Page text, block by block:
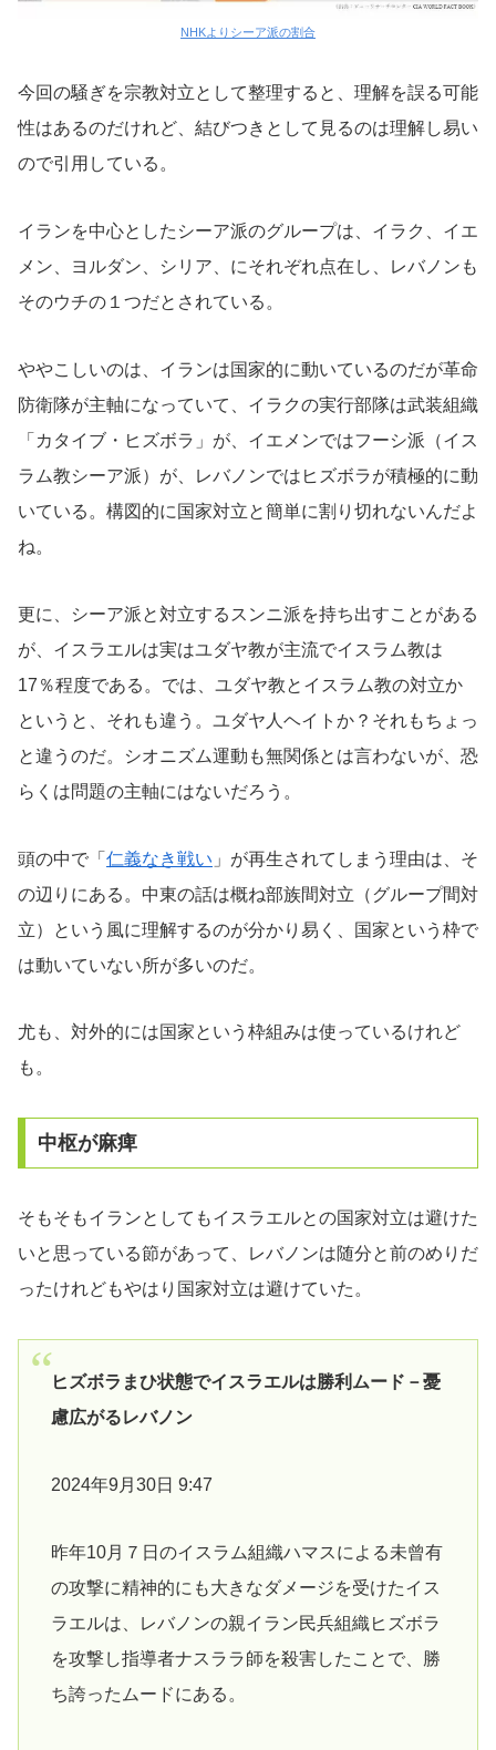
NHKよりシーア派の割合
今回の騒ぎを宗教対立として整理すると、理解を誤る可能
性はあるのだけれど、結びつきとして見るのは理解し易い
ので引用している。
イランを中心としたシーア派のグループは、イラク、イエ
メン、ヨルダン、シリア、にそれぞれ点在し、レバノンも
そのウチの１つだとされている。
ややこしいのは、イランは国家的に動いているのだが革命
防衛隊が主軸になっていて、イラクの実行部隊は武装組織
「カタイブ・ヒズボラ」が、イエメンではフーシ派（イス
ラム教シーア派）が、レバノンではヒズボラが積極的に動
いている。構図的に国家対立と簡単に割り切れないんだよ
ね。
更に、シーア派と対立するスンニ派を持ち出すことがある
が、イスラエルは実はユダヤ教が主流でイスラム教は
17％程度である。では、ユダヤ教とイスラム教の対立か
というと、それも違う。ユダヤ人ヘイトか？それもちょっ
と違うのだ。シオニズム運動も無関係とは言わないが、恐
らくは問題の主軸にはないだろう。
頭の中で「 仁義なき戦い 」が再生されてしまう理由は、そ
の辺りにある。中東の話は概ね部族間対立（グループ間対
立）という風に理解するのが分かり易く、国家という枠で
は動いていない所が多いのだ。
尤も、対外的には国家という枠組みは使っているけれど
も。
中枢が麻痺
そもそもイランとしてもイスラエルとの国家対立は避けた
いと思っている節があって、レバノンは随分と前のめりだ
ったけれどもやはり国家対立は避けていた。
ヒズボラまひ状態でイスラエルは勝利ムード－憂
慮広がるレバノン
2024年9月30日 9:47
昨年10月７日のイスラム組織ハマスによる未曾有
の攻撃に精神的にも大きなダメージを受けたイス
ラエルは、レバノンの親イラン民兵組織ヒズボラ
を攻撃し指導者ナスララ師を殺害したことで、勝
ち誇ったムードにある。